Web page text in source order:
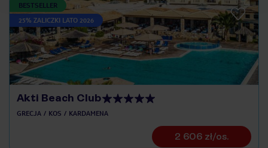
BESTSELLER
25% ZALICZKI LATO 2026
Akti Beach Club
GRECJA KOS KARDAMENA
2 606 zł/os.